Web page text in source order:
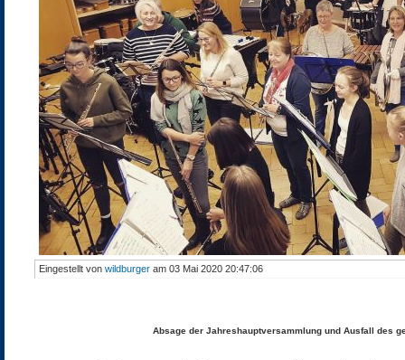
Eingestellt von wildburger am 03 Mai 2020 20:47:06
Absage der Jahreshauptversammlung und Ausfall des